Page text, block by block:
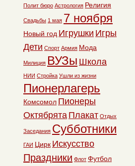
Полит бюро Астрология Религия
Свадьбы 1 мая 7 ноября
Новый год Игрушки Игры
Дети Спорт Армия Мода
Милиция ВУЗы Школа
НИИ Стройка Ушли из жизни
Пионерлагерь
Комсомол Пионеры
Октябрята Плакат Отдых
Заседания Субботники
ГАИ Цирк Искусство
Праздники Флот Футбол